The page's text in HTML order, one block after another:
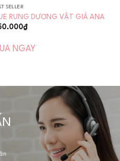
SELLER
RUNG DƯƠNG VẬT GIẢ ANA
₫
NGAY